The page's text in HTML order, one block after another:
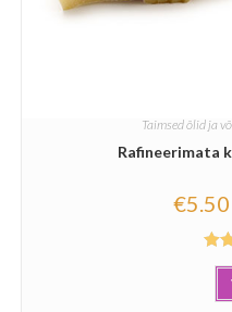
Taimsed õlid ja
Rafineerimata
€5.50